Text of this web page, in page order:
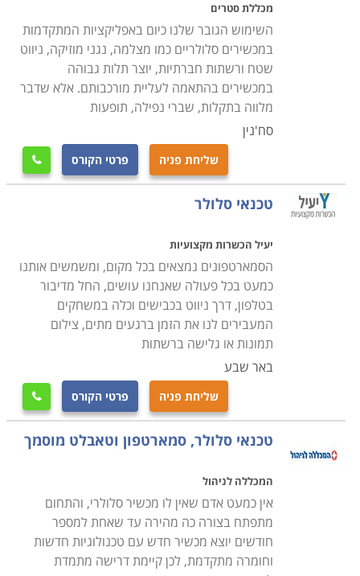
בעבר, כל מי שלמד מקצוע מסוים, המשיך בו עד הפנסיה,
אך כיום מקובל מאוד להחליף קריירה, הן משום הרצון לנסות
תחום חדש והן משום שיקולי שכר וקידום. לכן, דווקא משום
שעולם הסלולר הינו אחד הענפים הדינמיים והמתפתחים
ביותר הרי שמדובר במקצוע שכדאי להפוך אותו לקריירה
שניה ולהתחיל לבנות מסלול מקצועי רווחי ומרתק.
העובדה כי הקורס אינו דורש ידע מוקדם, מאפשרת לבצע
את ההסבה המקצועית באופן פשוט ומהיר ביותר, כך גם מי
שמעולם לא עסק בחשמל או אלקטרוניקה יוכל ללמוד
בקורס את כל הנדרש כדי להיות טכנאי מנוסה ומקצועי, שכן
אין משמעות לגיל, צריך רק רצון, השקעה ושאיפה להצליח.
מסגרות הלימוד מתקיימות בתכנית לימודים גמישה, כך
שניתן לשלב לימודי קורס טכנאי סלולר תוך כדי העבודה
הקיימת, ועם קבלת התעודה להתחיל בדרך מקצועית
מכללת סטרים
השימוש הגובר שלנו כיום באפליקציות המתקדמות
במכשירים סלולריים כמו מצלמה, נגני מוזיקה, ניווט
שטח ורשתות חברתיות, יוצר תלות גבוהה
במכשירים בהתאמה לעליית מורכבותם. אלא שדבר
מלווה בתקלות, שברי נפילה, תופעות
סח'נין
שליחת פניה פרטי הקורס 
טכנאי סלולר
יעיל הכשרות מקצועיות
הסמארטפונים נמצאים בכל מקום, ומשמשים אותנו
כמעט בכל פעולה שאנחנו עושים, החל מדיבור
בטלפון, דרך ניווט בכבישים וכלה במשחקים
המעבירים לנו את הזמן ברגעים מתים, צילום
תמונות או גלישה ברשתות
באר שבע
שליחת פניה פרטי הקורס 
טכנאי סלולר, סמארטפון וטאבלט מוסמך
המכללה לניהול
אין כמעט אדם שאין לו מכשיר סלולרי, והתחום
מתפתח בצורה כה מהירה עד שאחת למספר
חודשים יוצא מכשיר חדש עם טכנולוגיות חדשות
וחומרה מתקדמת, לכן קיימת דרישה מתמדת